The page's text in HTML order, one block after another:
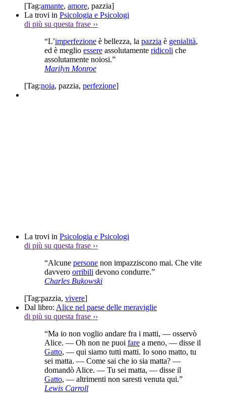
[Tag:amante, amore, pazzia]
La trovi in Psicologia e Psicologi
di più su questa frase ››
“L’imperfezione è bellezza, la pazzia è genialità,
ed è meglio essere assolutamente ridicoli che
assolutamente noiosi.”
Marilyn Monroe
[Tag:noia, pazzia, perfezione]
La trovi in Psicologia e Psicologi
di più su questa frase ››
“Alcune persone non impazziscono mai. Che vite
davvero orribili devono condurre.”
Charles Bukowski
[Tag:pazzia, vivere]
Dal libro: Alice nel paese delle meraviglie
di più su questa frase ››
“Ma io non voglio andare fra i matti, — osservò
Alice. — Oh non ne puoi fare a meno, — disse il
Gatto, — qui siamo tutti matti. Io sono matto, tu
sei matta. — Come sai che io sia matta? —
domandò Alice. — Tu sei matta, — disse il
Gatto, — altrimenti non saresti venuta qui.”
Lewis Carroll